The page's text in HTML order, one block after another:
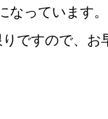
なっています。
ですので、お